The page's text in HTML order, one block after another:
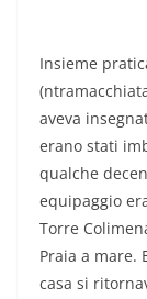
Insieme
aveva
erano stati
qualche
equipaggio
Torre
Praia a mare.
casa si